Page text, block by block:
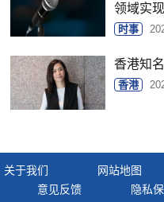
领域实
时事
香港知
香港
关于我们 网站地图
意见反馈
隐私